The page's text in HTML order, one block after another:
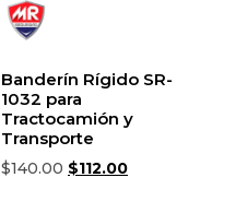
Banderín Rígido SR-
1032 para
Tractocamión y
Transporte
$140.00 $112.00